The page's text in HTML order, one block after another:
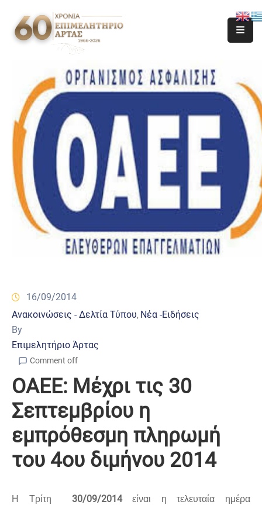
16/09/2014
Ανακοινώσεις - Δελτία Τύπου‚ Νέα -Ειδήσεις
By
Επιμελητήριο Άρτας
Comment off
OAEE: Μέχρι τις 30
Σεπτεμβρίου η
εμπρόθεσμη πληρωμή
του 4ου διμήνου 2014
H Τρίτη 30/09/2014είναι η τελευταία ημέρα